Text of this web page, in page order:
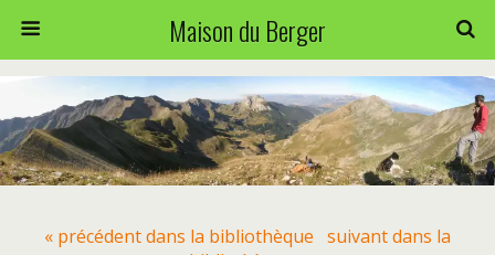
Maison du Berger
« précédent dans la bibliothèque suivant dans la